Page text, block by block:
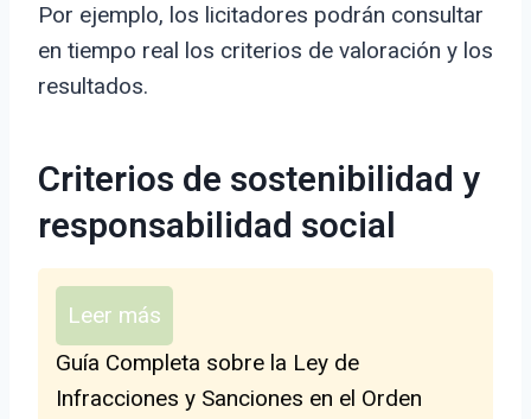
Por ejemplo, los licitadores podrán consultar
en tiempo real los criterios de valoración y los
resultados.
Criterios de sostenibilidad y
responsabilidad social
Leer más
Guía Completa sobre la Ley de
Infracciones y Sanciones en el Orden